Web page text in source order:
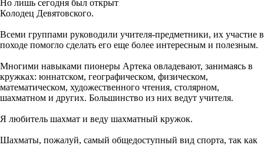
Но лишь сегодня был открыт
Колодец Девятовского.
Всеми группами руководили учителя-предметники, их участие в
походе помогло сделать его еще более интересным и полезным.
Многими навыками пионеры Артека овладевают, занимаясь в
кружках: юннатском, географическом, физическом,
математическом, художественного чтения, столярном,
шахматном и других. Большинство из них ведут учителя.
Я любитель шахмат и веду шахматный кружок.
Шахматы, пожалуй, самый общедоступный вид спорта, так как